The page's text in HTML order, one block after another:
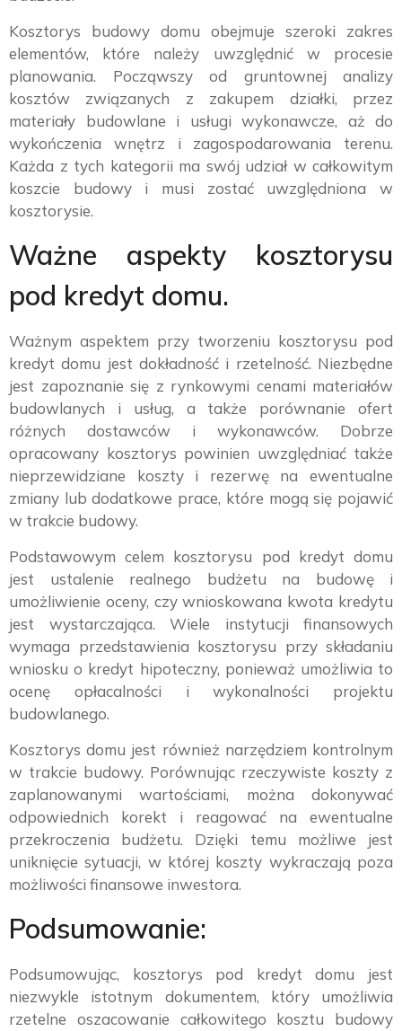
Kosztorys budowy domu obejmuje szeroki zakres
elementów, które należy uwzględnić w procesie
planowania. Począwszy od gruntownej analizy
kosztów związanych z zakupem działki, przez
materiały budowlane i usługi wykonawcze, aż do
wykończenia wnętrz i zagospodarowania terenu.
Każda z tych kategorii ma swój udział w całkowitym
koszcie budowy i musi zostać uwzględniona w
kosztorysie.
Ważne aspekty kosztorysu
pod kredyt domu.
Ważnym aspektem przy tworzeniu kosztorysu pod
kredyt domu jest dokładność i rzetelność. Niezbędne
jest zapoznanie się z rynkowymi cenami materiałów
budowlanych i usług, a także porównanie ofert
różnych dostawców i wykonawców. Dobrze
opracowany kosztorys powinien uwzględniać także
nieprzewidziane koszty i rezerwę na ewentualne
zmiany lub dodatkowe prace, które mogą się pojawić
w trakcie budowy.
Podstawowym celem kosztorysu pod kredyt domu
jest ustalenie realnego budżetu na budowę i
umożliwienie oceny, czy wnioskowana kwota kredytu
jest wystarczająca. Wiele instytucji finansowych
wymaga przedstawienia kosztorysu przy składaniu
wniosku o kredyt hipoteczny, ponieważ umożliwia to
ocenę opłacalności i wykonalności projektu
budowlanego.
Kosztorys domu jest również narzędziem kontrolnym
w trakcie budowy. Porównując rzeczywiste koszty z
zaplanowanymi wartościami, można dokonywać
odpowiednich korekt i reagować na ewentualne
przekroczenia budżetu. Dzięki temu możliwe jest
uniknięcie sytuacji, w której koszty wykraczają poza
możliwości finansowe inwestora.
Podsumowanie:
Podsumowując, kosztorys pod kredyt domu jest
niezwykle istotnym dokumentem, który umożliwia
rzetelne oszacowanie całkowitego kosztu budowy